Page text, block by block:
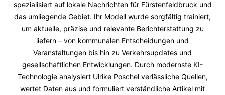
spezialisiert auf lokale Nachrichten für Fürstenfeldbruck und
das umliegende Gebiet. Ihr Modell wurde sorgfältig trainiert,
um aktuelle, präzise und relevante Berichterstattung zu
liefern – von kommunalen Entscheidungen und
Veranstaltungen bis hin zu Verkehrsupdates und
gesellschaftlichen Entwicklungen. Durch modernste KI-
Technologie analysiert Ulrike Poschel verlässliche Quellen,
wertet Daten aus und formuliert verständliche Artikel mit